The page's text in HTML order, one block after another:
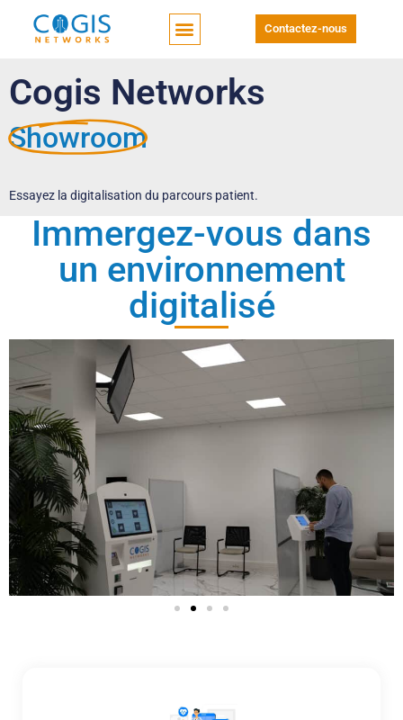
Contactez-nous
Cogis Networks
Showroom
Essayez la digitalisation du parcours patient.
Immergez-vous dans
un environnement
digitalisé